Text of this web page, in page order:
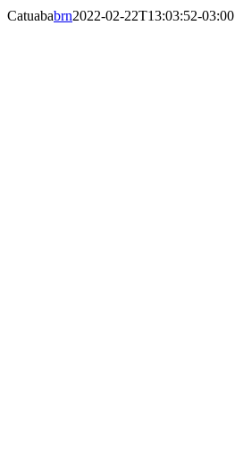
Catuababrn2022-02-22T13:03:52-03:00